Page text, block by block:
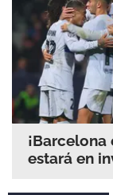
estará en